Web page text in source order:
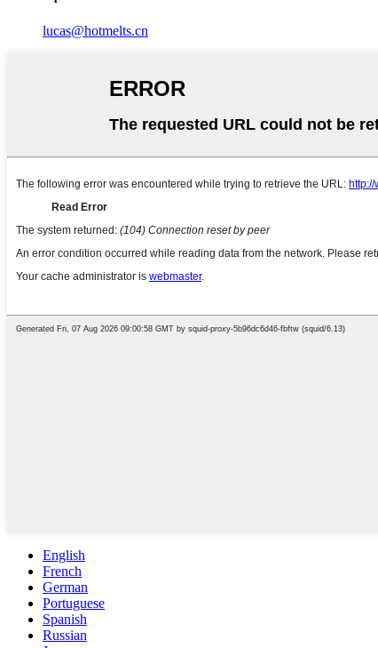
lucas@hotmelts.cn
English
French
German
Portuguese
Spanish
Russian